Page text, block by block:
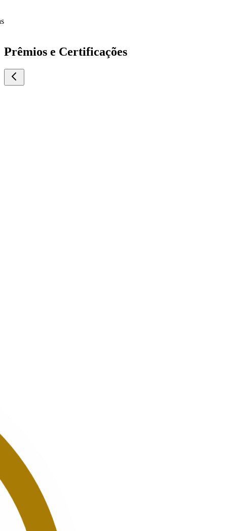
Prêmios e Certificações